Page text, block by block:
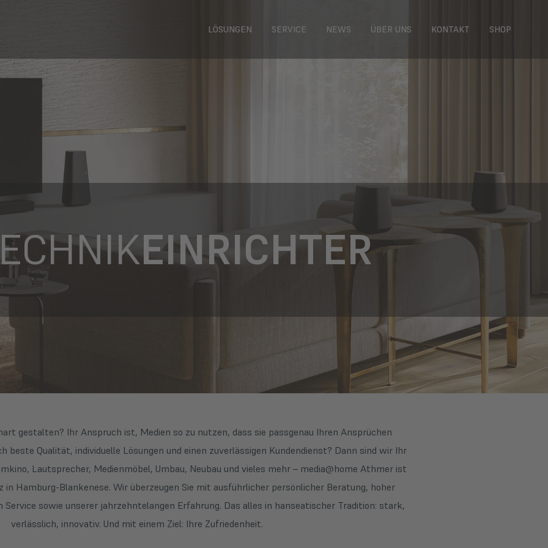
LÖSUNGEN SERVICE NEWS ÜBER UNS KONTAKT SHOP
EINRICHTER
gestalten? Ihr Anspruch ist, Medien so zu nutzen, dass sie passgenau Ihren Ansprüchen
beste Qualität, individuelle Lösungen und einen zuverlässigen Kundendienst? Dann sind wir Ihr
Lautsprecher, Medienmöbel, Umbau, Neubau und vieles mehr – media@home Athmer ist
Hamburg-Blankenese. Wir überzeugen Sie mit ausführlicher persönlicher Beratung, hoher
sowie unserer jahrzehntelangen Erfahrung. Das alles in hanseatischer Tradition: stark,
verlässlich, innovativ. Und mit einem Ziel: Ihre Zufriedenheit.